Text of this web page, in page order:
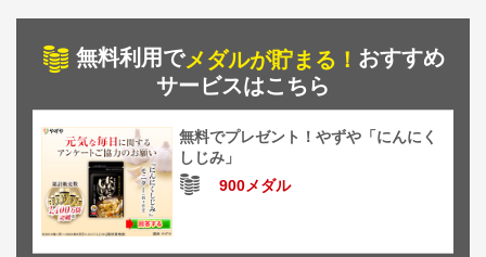
無料利用でメダルが貯まる！ おすすめ
サービスはこちら
無料でプレゼント！やずや「にんにく
しじみ」
900メダル